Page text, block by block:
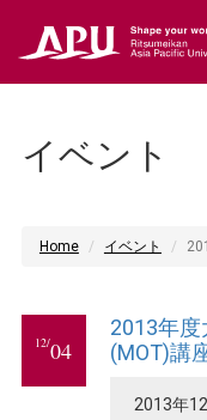
イベント
Home イベント
12/04
2013年
(MOT)講
2013年